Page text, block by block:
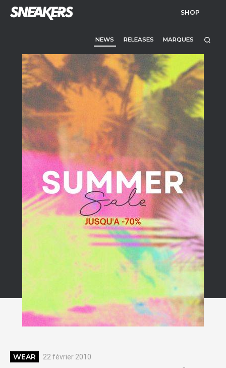
SHOP
NEWS RELEASES MARQUES
WEAR 22 février 2010